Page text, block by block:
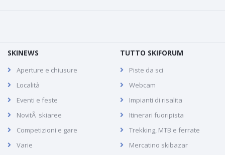
SKINEWS
Aperture e chiusure
Località
Eventi e feste
NovitÃ skiaree
Competizioni e gare
Varie
TUTTO SKIFORUM
Piste da sci
Webcam
Impianti di risalita
Itinerari fuoripista
Trekking, MTB e ferrate
Mercatino skibazar